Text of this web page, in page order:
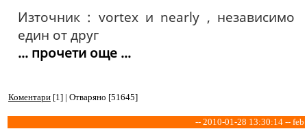
Източник : vortex и nearly , независимо
един от друг
... прочети още ...
Коментари [1] | Отваряно [51645]
-- 2010-01-28 13:30:14 -- feb